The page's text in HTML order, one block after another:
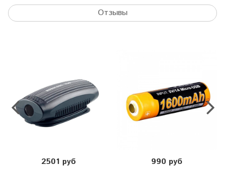
Отзывы
2501 руб
990 руб